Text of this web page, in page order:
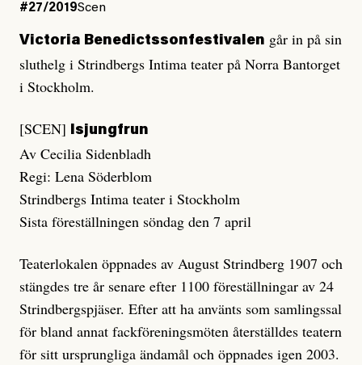
#27/2019Scen
Victoria Benedictssonfestivalen går in på sin
sluthelg i Strindbergs Intima teater på Norra Bantorget
i Stockholm.
[SCEN] Isjungfrun
Av Cecilia Sidenbladh
Regi: Lena Söderblom
Strindbergs Intima teater i Stockholm
Sista föreställningen söndag den 7 april
Teaterlokalen öppnades av August Strindberg 1907 och
stängdes tre år senare efter 1100 föreställningar av 24
Strindbergspjäser. Efter att ha använts som samlingssal
för bland annat fackföreningsmöten återställdes teatern
för sitt ursprungliga ändamål och öppnades igen 2003.